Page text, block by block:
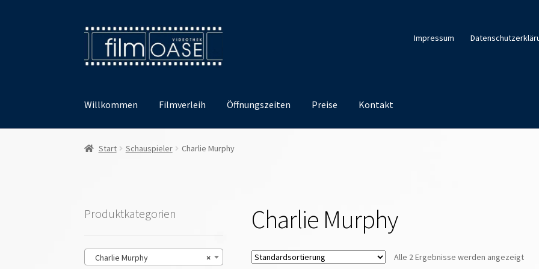
Zur
Navigation
springen
Zum
Inhalt
springen
Impressum
Willkommen Filmverleih Öffnungszeiten Preise Kontakt
Start Schauspieler Charlie Murphy
Charlie Murphy
Alle 2 Ergebnisse werden angezeigt
Produktkategorien
×
Charlie Murphy